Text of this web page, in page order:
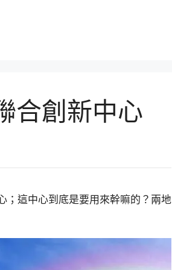
合創新中心
；這中心到底是要用來幹嘛的？兩地